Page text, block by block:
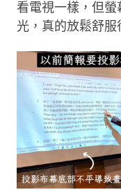
看電視一樣，但螢
光，真的放鬆舒服